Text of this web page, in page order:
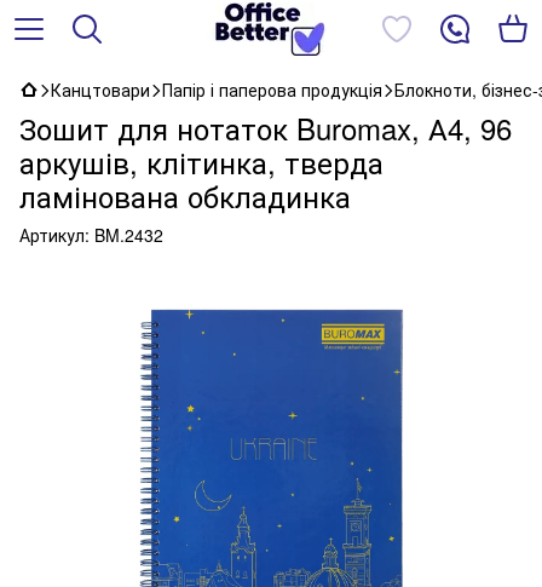
Канцтовари Папір і паперова продукція Блокноти,
Зошит для нотаток Buromax, А4, 96
аркушів, клітинка, тверда
ламінована обкладинка
Артикул: BM.2432